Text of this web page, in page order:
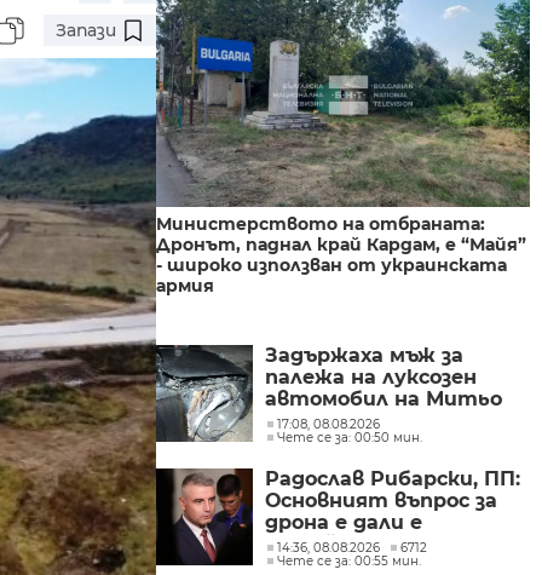
Запази
Министерството на отбраната:
Дронът, паднал край Кардам, е “Майя”
- широко използван от украинската
армия
Задържаха мъж за
палежа на луксозен
автомобил на Митьо
Очите в Слънчев бряг
17:08, 08.08.2026
Чете се за: 00:50 мин.
Радослав Рибарски, ПП:
Основният въпрос за
дрона е дали е
случайност, или опит
за удар по критична
14:36, 08.08.2026
6712
Чете се за: 00:55 мин.